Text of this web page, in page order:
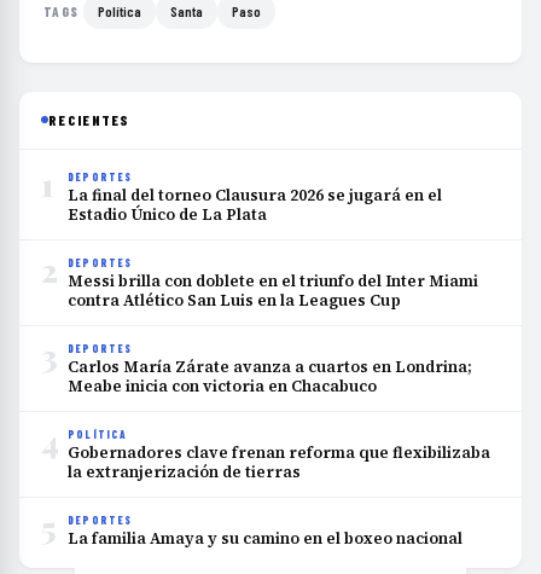
TAGS Política Santa Paso
RECIENTES
1 DEPORTES
La final del torneo Clausura 2026 se jugará en el
Estadio Único de La Plata
2 DEPORTES
Messi brilla con doblete en el triunfo del Inter Miami
contra Atlético San Luis en la Leagues Cup
3 DEPORTES
Carlos María Zárate avanza a cuartos en Londrina;
Meabe inicia con victoria en Chacabuco
4 POLÍTICA
Gobernadores clave frenan reforma que flexibilizaba
la extranjerización de tierras
5 DEPORTES
La familia Amaya y su camino en el boxeo nacional